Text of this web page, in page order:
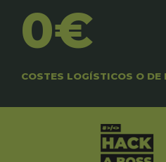
0€
COSTES LOGÍSTICOS O DE